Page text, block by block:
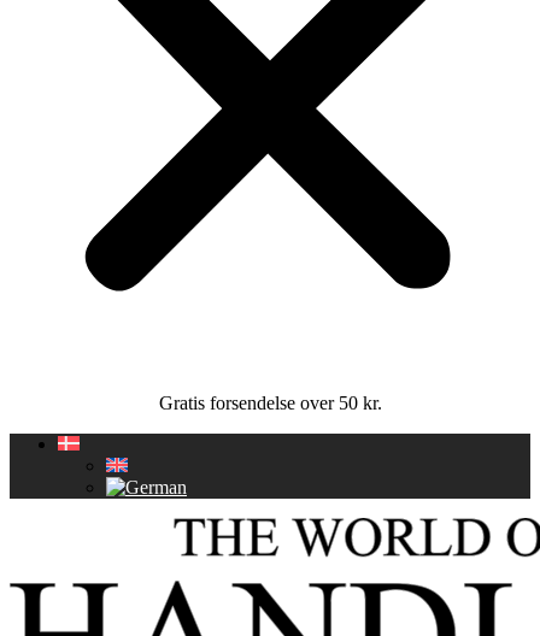
Gratis forsendelse over 50 kr.